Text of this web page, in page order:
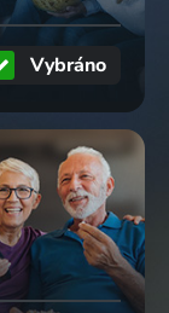
Vybráno